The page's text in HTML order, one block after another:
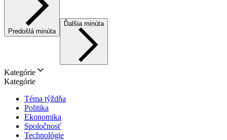
Predošlá minúta
Ďalšia minúta
Kategórie
Kategórie
Téma týždňa
Politika
Ekonomika
Spoločnosť
Technológie